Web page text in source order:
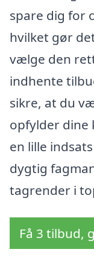
spare dig for
hvilket gør
vælge den
indhente
sikre, at du
opfylder dine
en lille
dygtig
tagrender i
Få 3 tilbud,